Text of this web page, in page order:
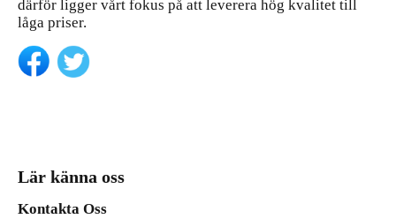
därför ligger vårt fokus på att leverera hög kvalitet till
låga priser.
Lär känna oss
Kontakta Oss